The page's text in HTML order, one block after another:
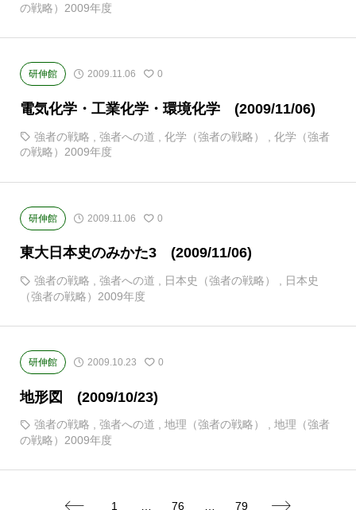
の戦略）2009年度
研伸館 2009.11.06 0
電気化学・工業化学・環境化学 (2009/11/06)
強者の戦略 強者への道 化学（強者の戦略）
化学（強者
の戦略）2009年度
研伸館 2009.11.06 0
東大日本史のみかた3 (2009/11/06)
強者の戦略 強者への道 日本史（強者の戦略）
日本史
（強者の戦略）2009年度
研伸館 2009.10.23 0
地形図 (2009/10/23)
強者の戦略 , 強者への道 , 地理（強者の戦略） , 地理（強者
の戦略）2009年度
 1 … 76 … 79 